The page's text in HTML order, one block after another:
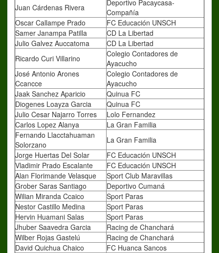
Juan Cárdenas Rivera
Deportivo Pacaycasa-
Compañía
Oscar Callampe Prado
FC Educación UNSCH
Samer Janampa Patilla
CD La Libertad
Julio Galvez Auccatoma
CD La Libertad
Ricardo Curi Villarino
Colegio Contadores de
Ayacucho
José Antonio Arones
Ccancce
Colegio Contadores de
Ayacucho
Jaak Sanchez Aparicio
Quinua FC
Diogenes Loayza Garcia
Quinua FC
Julio Cesar Najarro Torres
Lolo Fernandez
Carlos Lopez Alanya
La Gran Familia
Fernando Llacctahuaman
Solorzano
La Gran Familia
Jorge Huertas Del Solar
FC Educación UNSCH
Vladimir Prado Escalante
FC Educación UNSCH
Alan Florimande Velasque
Sport Club Maravillas
Grober Saras Santiago
Deportivo Cumaná
Wilian Miranda Ccaico
Sport Paras
Nestor Castillo Medina
Sport Paras
Hervin Huamani Salas
Sport Paras
Jhuber Saavedra Garcia
Racing de Chanchará
Wilber Rojas Gastelú
Racing de Chanchará
David Quichua Chaico
FC Huanca Sancos